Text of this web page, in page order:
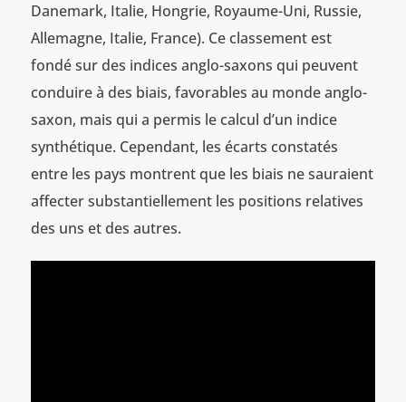
Danemark, Italie, Hongrie, Royaume-Uni, Russie,
Allemagne, Italie, France). Ce classement est
fondé sur des indices anglo-saxons qui peuvent
conduire à des biais, favorables au monde anglo-
saxon, mais qui a permis le calcul d’un indice
synthétique. Cependant, les écarts constatés
entre les pays montrent que les biais ne sauraient
affecter substantiellement les positions relatives
des uns et des autres.